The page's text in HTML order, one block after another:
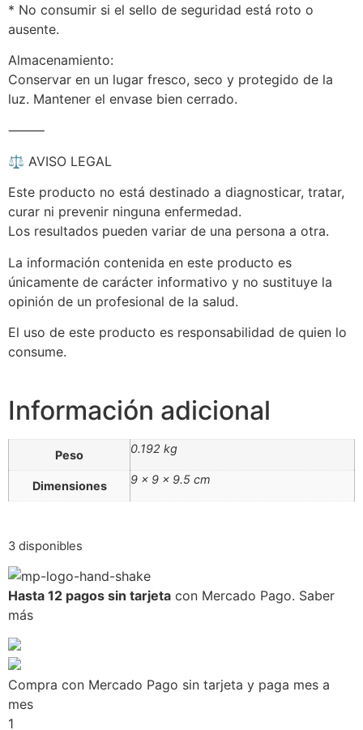
* No consumir si el sello de seguridad está roto o
ausente.
Almacenamiento:
Conservar en un lugar fresco, seco y protegido de la
luz. Mantener el envase bien cerrado.
⸻
⚖️ AVISO LEGAL
Este producto no está destinado a diagnosticar, tratar,
curar ni prevenir ninguna enfermedad.
Los resultados pueden variar de una persona a otra.
La información contenida en este producto es
únicamente de carácter informativo y no sustituye la
opinión de un profesional de la salud.
El uso de este producto es responsabilidad de quien lo
consume.
Información adicional
Peso 0.192 kg
Dimensiones 9 × 9 × 9.5 cm
3 disponibles
Hasta 12 pagos sin tarjeta con Mercado Pago. Saber
más
Compra con Mercado Pago sin tarjeta y paga mes a
mes
1